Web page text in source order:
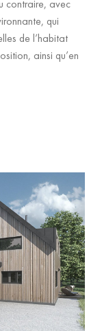
contraire, avec
qui
de l’habitat
ainsi qu’en